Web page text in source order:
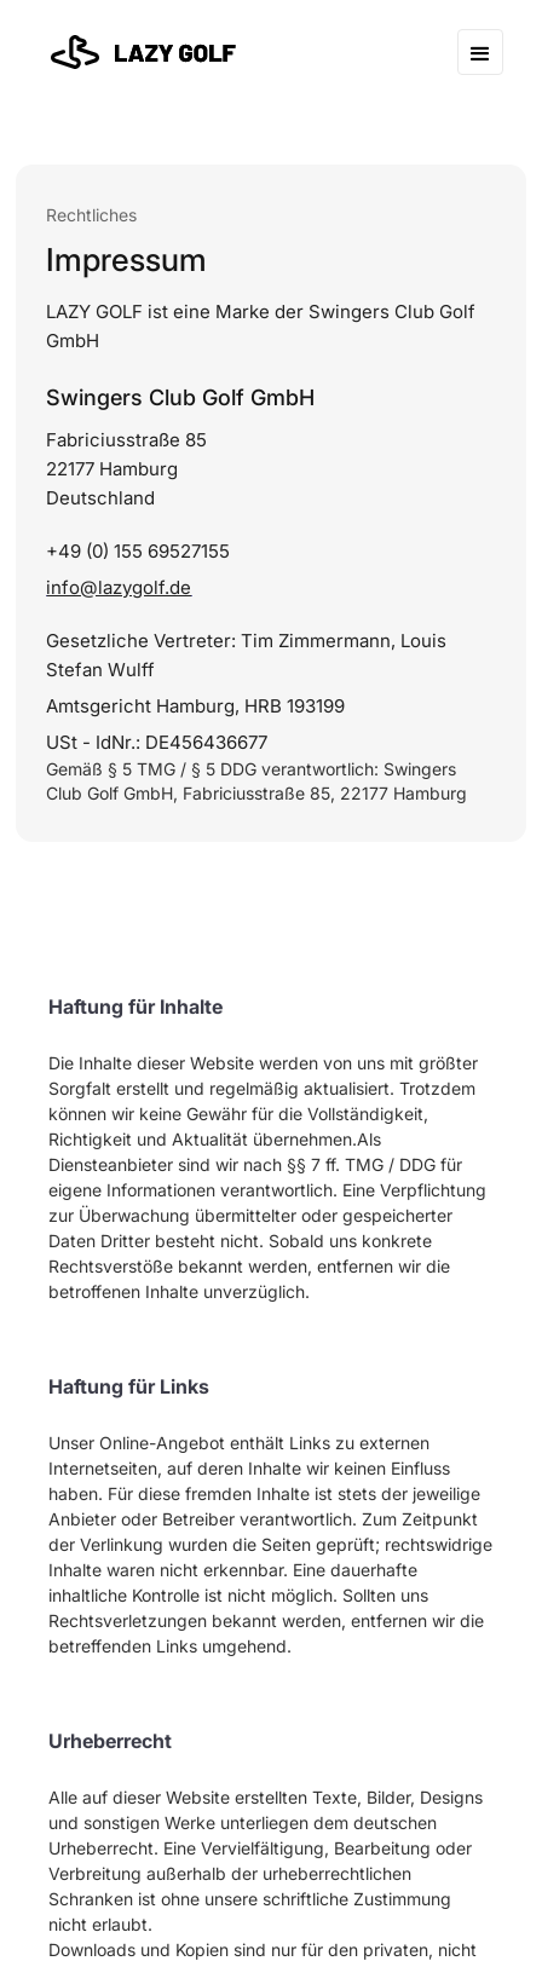
Rechtliches
Impressum
LAZY GOLF ist eine Marke der Swingers Club Golf
GmbH
Swingers Club Golf GmbH
Fabriciusstraße 85
22177 Hamburg
Deutschland
+49 (0) 155 69527155
info@lazygolf.de
Gesetzliche Vertreter: Tim Zimmermann, Louis
Stefan Wulff
Amtsgericht Hamburg, HRB 193199
USt - IdNr.: DE456436677
Gemäß § 5 TMG / § 5 DDG verantwortlich: Swingers
Club Golf GmbH, Fabriciusstraße 85, 22177 Hamburg
Haftung für Inhalte
Die Inhalte dieser Website werden von uns mit größter
Sorgfalt erstellt und regelmäßig aktualisiert. Trotzdem
können wir keine Gewähr für die Vollständigkeit,
Richtigkeit und Aktualität übernehmen.Als
Diensteanbieter sind wir nach §§ 7 ff. TMG / DDG für
eigene Informationen verantwortlich. Eine Verpflichtung
zur Überwachung übermittelter oder gespeicherter
Daten Dritter besteht nicht. Sobald uns konkrete
Rechtsverstöße bekannt werden, entfernen wir die
betroffenen Inhalte unverzüglich.
Haftung für Links
Unser Online-Angebot enthält Links zu externen
Internetseiten, auf deren Inhalte wir keinen Einfluss
haben. Für diese fremden Inhalte ist stets der jeweilige
Anbieter oder Betreiber verantwortlich. Zum Zeitpunkt
der Verlinkung wurden die Seiten geprüft; rechtswidrige
Inhalte waren nicht erkennbar. Eine dauerhafte
inhaltliche Kontrolle ist nicht möglich. Sollten uns
Rechtsverletzungen bekannt werden, entfernen wir die
betreffenden Links umgehend.
Urheberrecht
Alle auf dieser Website erstellten Texte, Bilder, Designs
und sonstigen Werke unterliegen dem deutschen
Urheberrecht. Eine Vervielfältigung, Bearbeitung oder
Verbreitung außerhalb der urheberrechtlichen
Schranken ist ohne unsere schriftliche Zustimmung
nicht erlaubt.
Downloads und Kopien sind nur für den privaten, nicht